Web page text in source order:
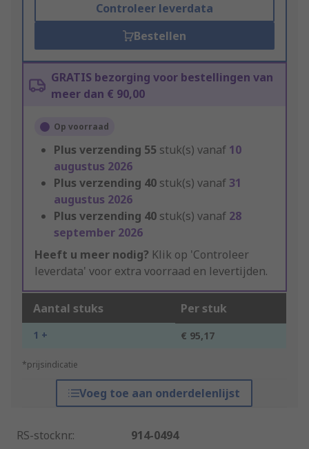
Controleer leverdata
Bestellen
GRATIS bezorging voor bestellingen van
meer dan € 90,00
Op voorraad
Plus verzending 55 stuk(s) vanaf 10
augustus 2026
Plus verzending 40 stuk(s) vanaf31
augustus 2026
Plus verzending 40 stuk(s) vanaf 28
september 2026
Heeft u meer nodig? Klik op 'Controleer
leverdata' voor extra voorraad en levertijden.
Aantal stuks Per stuk
1 + € 95,17
*prijsindicatie
Voeg toe aan onderdelenlijst
RS-stocknr.:
914-0494